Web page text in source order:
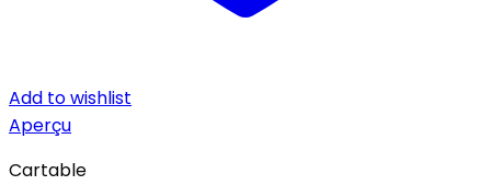
Add to wishlist
Aperçu
Cartable